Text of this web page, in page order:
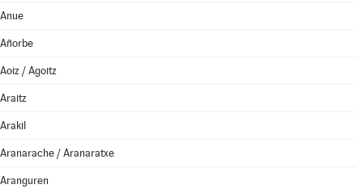
Anue
Añorbe
Aoiz / Agoitz
Araitz
Arakil
Aranarache / Aranaratxe
Aranguren